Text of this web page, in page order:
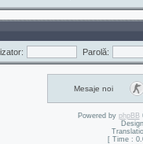
Parolă:
Mesaje noi
Powered by phpBB
[ Time :